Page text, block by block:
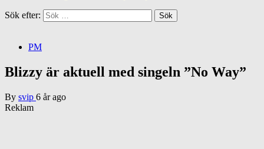
Sök efter:
PM
Blizzy är aktuell med singeln ”No Way”
By svip 6 år ago
Reklam